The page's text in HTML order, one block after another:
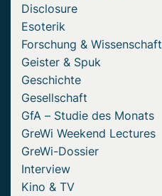
Disclosure
Esoterik
Forschung & Wissenschaft
Geister & Spuk
Geschichte
Gesellschaft
GfA – Studie des Monats
GreWi Weekend Lectures
GreWi-Dossier
Interview
Kino & TV